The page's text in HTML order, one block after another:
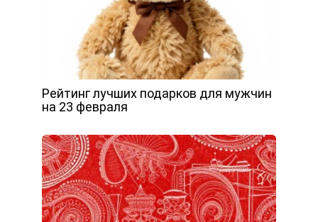
Рейтинг лучших подарков для мужчин
на 23 февраля